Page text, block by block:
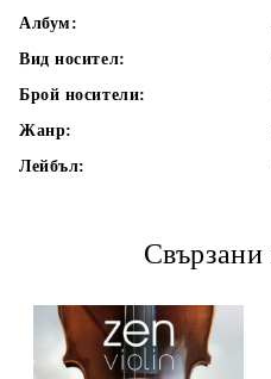
Албум:
Вид носител:
Брой носители:
Жанр:
Лейбъл: